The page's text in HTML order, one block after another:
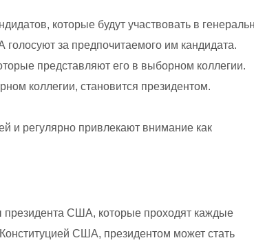
которые будут участвовать в
за предпочитаемого им кандидата.
представляют его в выборном коллегии.
коллегии, становится президентом.
и регулярно привлекают внимание как
США, которые проходят каждые
США, президентом может стать